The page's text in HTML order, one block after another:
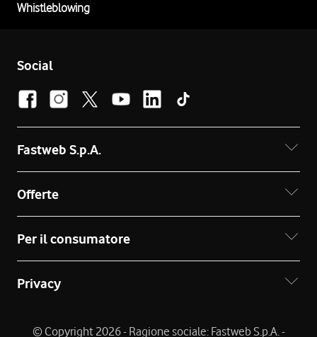
Whistleblowing
Social
Fastweb S.p.A.
Offerte
Per il consumatore
Privacy
© Copyright 2026 - Ragione sociale: Fastweb S.p.A. -